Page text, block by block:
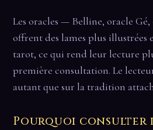
Les oracles — Belline, oracle
offrent des lames plus illustrées
tarot, ce qui rend leur lecture
première consultation. Le
autant que sur la tradition
Pourquoi consulter